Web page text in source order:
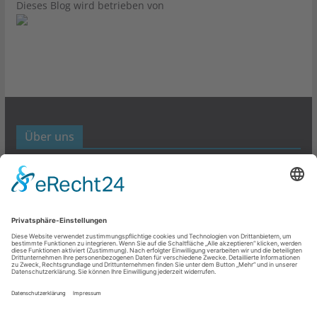
Dieses Blog wird betrieben von
Über uns
Werbund- und Marketing Blog
Links
Datenschutz
Impressum